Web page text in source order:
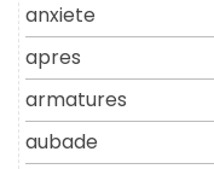
anxiete
apres
armatures
aubade